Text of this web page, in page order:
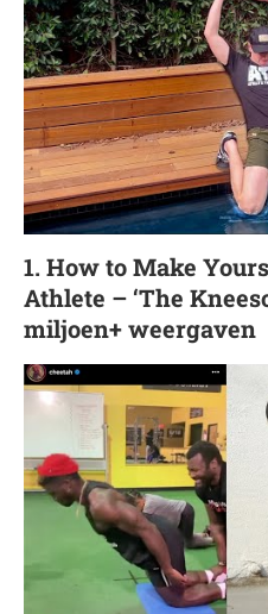
1. How to Make
Athlete – ‘The
miljoen+ weergaven